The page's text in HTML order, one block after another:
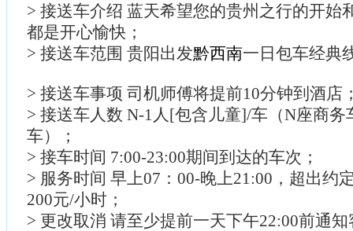
> 接送车介绍 蓝天希望您的贵州之行的开始
都是开心愉快；
> 接送车范围 贵阳出发黔西南一日包车经典
> 接送车事项 司机师傅将提前10分钟到酒店
> 接送车人数 N-1人[包含儿童]/车（N座商务
车）；
> 接车时间 7:00-23:00期间到达的车次；
> 服务时间 早上07：00-晚上21:00，超出约
200元/小时；
> 更改取消 请至少提前一天下午22:00前通